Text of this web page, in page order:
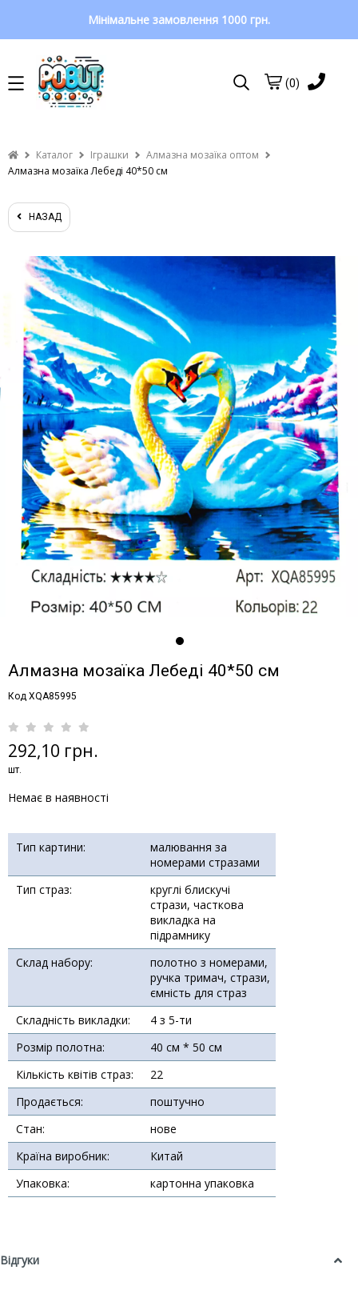
Мінімальне замовлення 1000 грн.
(0)
Каталог Іграшки
Алмазна мозаїка оптом
Алмазна мозаїка Лебеді 40*50 см
НАЗАД
Алмазна мозаїка Лебеді 40*50 см
Код XQA85995
292,10 грн.
шт.
Немає в наявності
Тип картини:
малювання за
номерами стразами
Тип страз:
круглі блискучі
стрази, часткова
викладка на
підрамнику
Склад набору:
полотно з номерами,
ручка тримач, стрази,
ємність для страз
Складність викладки:
4 з 5-ти
Розмір полотна:
40 см * 50 см
Кількість квітів страз:
22
Продається:
поштучно
Стан:
нове
Країна виробник:
Китай
Упаковка:
картонна упаковка
Відгуки